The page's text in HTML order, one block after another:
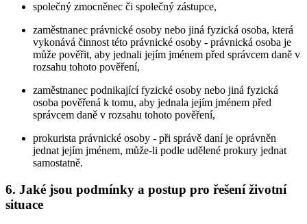
společný zmocněnec či společný zástupce,
zaměstnanec právnické osoby nebo jiná fyzická osoba, která
vykonává činnost této právnické osoby - právnická osoba je
může pověřit, aby jednali jejím jménem před správcem daně v
rozsahu tohoto pověření,
zaměstnanec podnikající fyzické osoby nebo jiná fyzická
osoba pověřená k tomu, aby jednala jejím jménem před
správcem daně v rozsahu tohoto pověření,
prokurista právnické osoby - při správě daní je oprávněn
jednat jejím jménem, může-li podle udělené prokury jednat
samostatně.
6. Jaké jsou podmínky a postup pro řešení životní
situace